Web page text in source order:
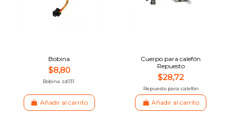
Bobina
$8,80
Bobina zd131
Añadir al carrito
Cuerpo para calefón
Repuesto
$28,72
Repuesto para calefón
Añadir al carrito